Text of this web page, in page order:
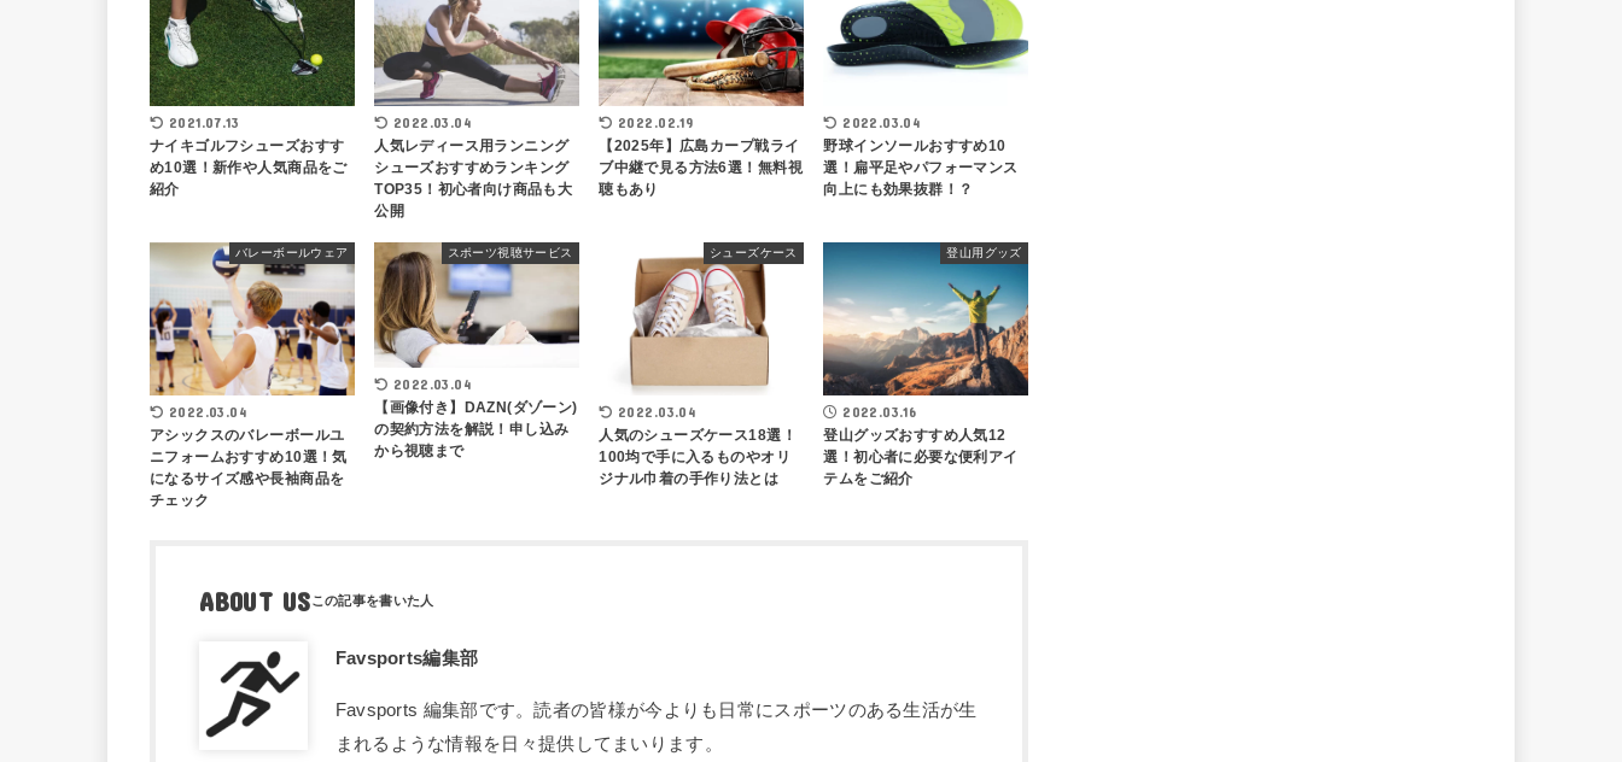
2021.07.13
ナイキゴルフシューズおすす
め10選！新作や人気商品をご
紹介
2022.03.04
人気レディース用ランニング
シューズおすすめランキング
TOP35！初心者向け商品も大
公開
2022.02.19
【2025年】広島カープ戦ライ
ブ中継で見る方法6選！無料視
聴もあり
2022.03.04
野球インソールおすすめ10
選！扁平足やパフォーマンス
向上にも効果抜群！？
バレーボールウェア
2022.03.04
アシックスのバレーボールユ
ニフォームおすすめ10選！気
になるサイズ感や長袖商品を
チェック
スポーツ視聴サービス
2022.03.04
【画像付き】DAZN(ダゾーン)
の契約方法を解説！申し込み
から視聴まで
シューズケース
2022.03.04
人気のシューズケース18選！
100均で手に入るものやオリ
ジナル巾着の手作り法とは
登山用グッズ
2022.03.16
登山グッズおすすめ人気12
選！初心者に必要な便利アイ
テムをご紹介
ABOUT US
Favsports編集部
Favsports 編集部です。読者の皆様が今よりも日常にスポーツのある生活が生
まれるような情報を日々提供してまいります。